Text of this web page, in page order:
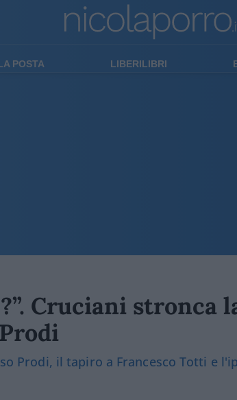
POSTA LIBERILIBRI
Cruciani stronca
Prodi, il tapiro a Francesco Totti e